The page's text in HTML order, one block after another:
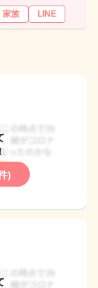
家族 LINE
)